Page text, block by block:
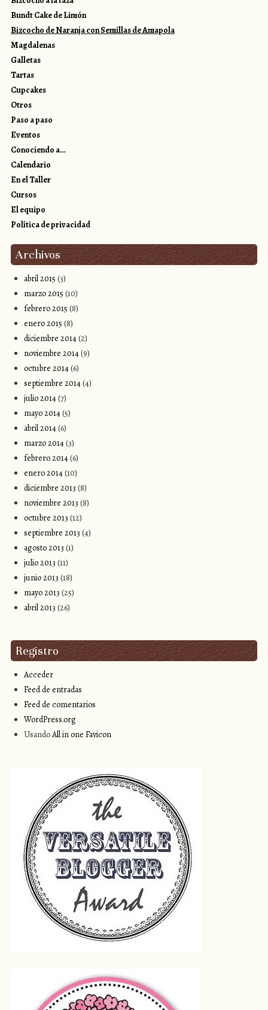
Bundt Cake de Limón
Bizcocho de Naranja con Semillas de Amapola
Magdalenas
Galletas
Tartas
Cupcakes
Otros
Paso a paso
Eventos
Conociendo a…
Calendario
En el Taller
Cursos
El equipo
Política de privacidad
Archivos
abril 2015 (3)
marzo 2015 (10)
febrero 2015 (8)
enero 2015 (8)
diciembre 2014(2)
noviembre 2014(9)
octubre 2014(6)
septiembre 2014(4)
julio 2014(7)
mayo 2014(5)
abril 2014(6)
marzo 2014(3)
febrero 2014(6)
enero 2014(10)
diciembre 2013 (8)
noviembre 2013 (8)
octubre 2013 (12)
septiembre 2013 (4)
agosto 2013 (1)
julio 2013 (11)
junio 2013 (18)
mayo 2013 (25)
abril 2013 (26)
Registro
Acceder
Feed de entradas
Feed de comentarios
WordPress.org
UsandoAll in one Favicon